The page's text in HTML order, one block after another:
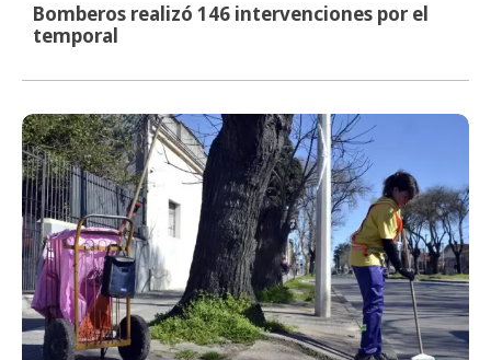
Bomberos realizó 146 intervenciones por el
temporal